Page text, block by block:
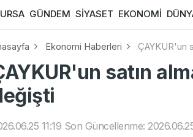
GÜNDEM SİYASET EKONOMİ
Ekonomi Haberleri ÇAYKUR'un
satın
11:19 Son Güncellenme: